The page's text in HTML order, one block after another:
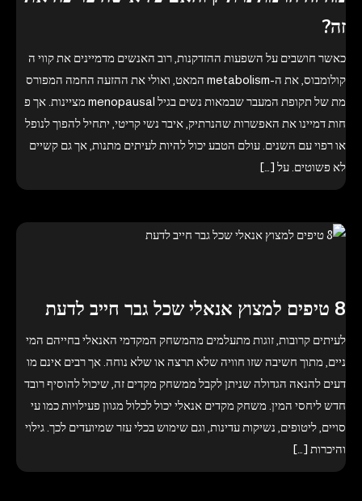
זה?
כאשר חושבים על השפעות ההזדקנות, רוב האנשים מדמיינים את קווי ה
קולומבוס, את ה-metabolism המאט, ואולי את ההזעה החמה המפורס
מת של תקופת המעבר שבמאות נשים בגיל menopausal מציינות. אך פ
חות דמיינו את האפשרות שהנרתיק, איבר נשי קריטי, יתחיל להפוך לנופל
או רפוי עם השנים. עולם הטבע יכול להיות לעיתים מתנות, אך גם קשיים
לא פשוטים. על […]
8 טיפים למצוץ אנאלי שכל גבר חייב לדעת
לעיתים קרובות, זוגות מתעלמים מהמשחק המקדמי האנאלי בחייהם המי
ניים, מתוך חשיבה שזו חוויה שלא תרצה או שלא נוחה. אך רבים אינם מו
דעים להנאה הגדולה שניתן לקבל ממשחק מקדים זה, שיכול להוסיף רובד
חדש ליחסי המין. משחק מקדים אנאלי יכול לכלול מגוון פעילויות כמו עי
סויים, ליטופים, נשיקות עדינות, וגם שימוש בכלי עזר שמיועדים לכך. גילוי
והיכרות […]